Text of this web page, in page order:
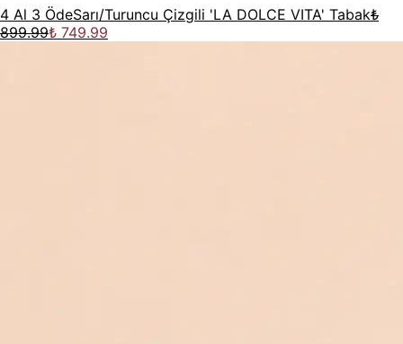
4 Al 3 ÖdeSarı/Turuncu Çizgili 'LA DOLCE VITA' Tabak₺
899.99₺ 749.99